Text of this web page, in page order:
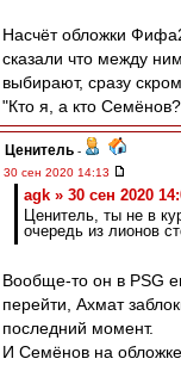
Насчёт обложки
сказали что между
выбирают, сразу
"Кто я, а кто
Ценитель -
30 сен 2020 14:13
agk » 30 сен 2020
Ценитель, ты не в
очередь из лионов
Вообще-то он в PSG
перейти, Ахмат
последний момент.
И Семёнов на